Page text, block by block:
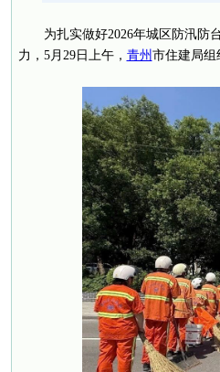
为扎实做好2026年城区防汛防
力，5月29日上午， 青州 市住建局组